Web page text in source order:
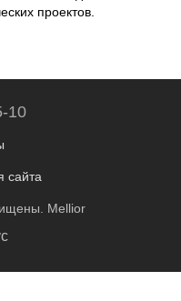
проектов.
10
сайта
Mellior